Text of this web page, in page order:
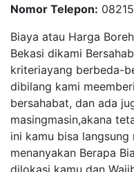
Nomor Telepon:
Biaya atau Harga
Bekasi dikami
kriteriayang berbeda-
dibilang kami
bersahabat, dan ada
masingmasin,akana
ini kamu bisa
menanyakan Berapa
dilokasi kamu dan